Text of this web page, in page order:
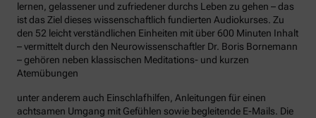
lernen, gelassener und zufriedener durchs Leben zu gehen – das
ist das Ziel dieses wissenschaftlich fundierten Audiokurses. Zu
den 52 leicht verständlichen Einheiten mit über 600 Minuten Inhalt
– vermittelt durch den Neurowissenschaftler Dr. Boris Bornemann
– gehören neben klassischen Meditations- und kurzen
Atemübungen
unter anderem auch Einschlafhilfen, Anleitungen für einen
achtsamen Umgang mit Gefühlen sowie begleitende E-Mails. Die